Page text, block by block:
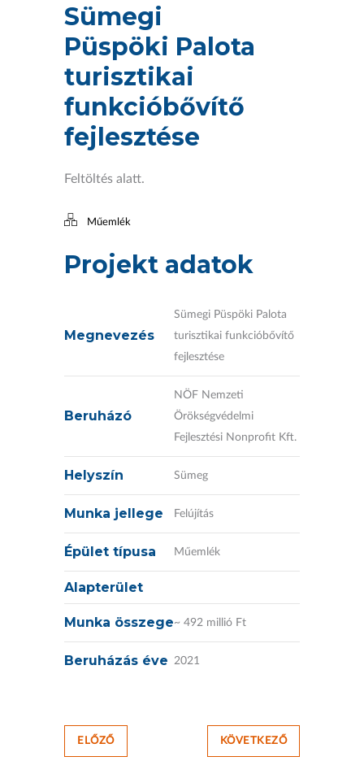
Sümegi
Püspöki Palota
turisztikai
funkcióbővítő
fejlesztése
Feltöltés alatt.
Műemlék
Projekt adatok
Megnevezés
Sümegi Püspöki Palota
turisztikai funkcióbővítő
fejlesztése
Beruházó
NÖF Nemzeti
Örökségvédelmi
Fejlesztési Nonprofit Kft.
Helyszín Sümeg
Munka jellege Felújítás
Épület típusa Műemlék
Alapterület
Munka összege~ 492 millió Ft
Beruházás éve 2021
ELŐZŐ KÖVETKEZŐ